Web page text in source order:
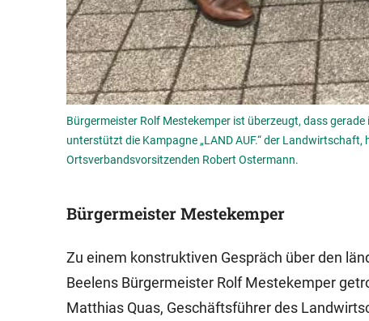
Bürgermeister Rolf Mestekemper ist überzeugt, dass
unterstützt die Kampagne „LAND AUF.“ der
Ortsverbandsvorsitzenden Robert Ostermann.
Bürgermeister Mestekemper
Zu einem konstruktiven Gespräch über den
Beelens Bürgermeister Rolf Mestekemper
Matthias Quas, Geschäftsführer des